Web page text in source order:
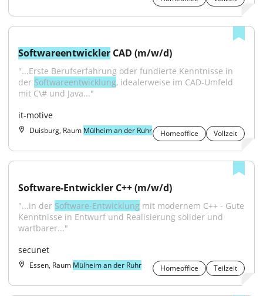
Softwareentwickler CAD (m/w/d)
"...Erste Berufserfahrung oder fundierte Kenntnisse in
der Softwareentwicklung, idealerweise im CAD-Umfeld
mit C\# und Java..."
it-motive
Duisburg, Raum Mülheim an der Ruhr Homeoffice Vollzeit
Software-Entwickler C++ (m/w/d)
"...in der Software-Entwicklung mit modernem C++ - Gute
Kenntnisse in Entwurf und Realisierung solider und
wartbarer..."
secunet
Essen, Raum Mülheim an der Ruhr Homeoffice Teilzeit